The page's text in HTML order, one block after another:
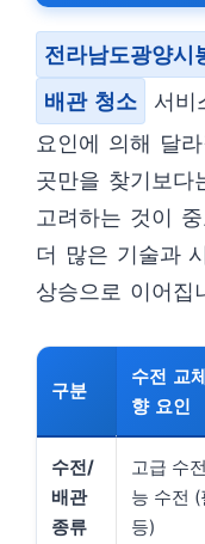
전라남도광양시
배관 청소
서비
요인에 의해 달
곳만을 찾기보다
고려하는 것이
더 많은 기술과
상승으로 이어집
구분
수전 교
향 요인
수전/
배관
종류
고급 수
능 수전 (
등)